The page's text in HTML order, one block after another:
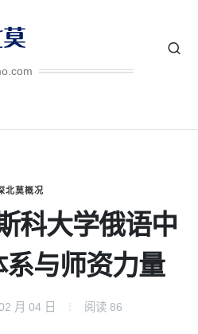
北莫概况
科大学俄语中
与师资力量
月 04 日 阅读 86